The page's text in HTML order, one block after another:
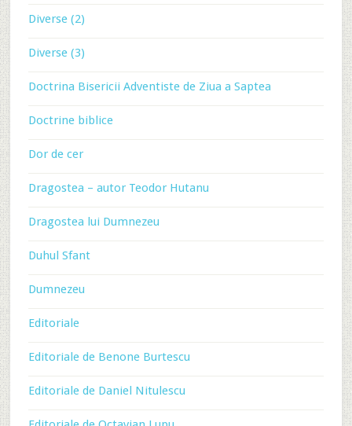
Diverse (2)
Diverse (3)
Doctrina Bisericii Adventiste de Ziua a Saptea
Doctrine biblice
Dor de cer
Dragostea – autor Teodor Hutanu
Dragostea lui Dumnezeu
Duhul Sfant
Dumnezeu
Editoriale
Editoriale de Benone Burtescu
Editoriale de Daniel Nitulescu